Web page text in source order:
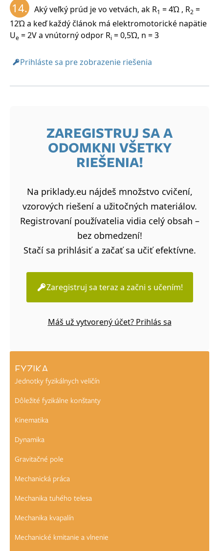
14. Aký veľký prúd je vo vetvách, ak R1 = 4Ώ , R2 =
12Ώ a keď každý článok má elektromotorické napätie
Ue = 2V a vnútorný odpor Ri = 0,5Ώ, n = 3
Prihláste sa pre zobrazenie riešenia
ZAREGISTRUJ SA A
ODOMKNI VŠETKY
RIEŠENIA!
Na priklady.eu nájdeš množstvo cvičení,
vzorových riešení a užitočných materiálov.
Registrovaní používatelia vidia celý obsah –
bez obmedzení!
Stačí sa prihlásiť a začať sa učiť efektívne.
Zaregistruj sa teraz a začni s učením!
Máš už vytvorený účet? Prihlás sa
FYZIKA
Jednotky fyzikálnych veličín
Dôležité fyzikálne konštanty
Kinematika
Dynamika
Gravitačné pole
Mechanická práca
Mechanika tuhého telesa
Mechanika kvapalín
Mechanické kmitanie a vlnenie